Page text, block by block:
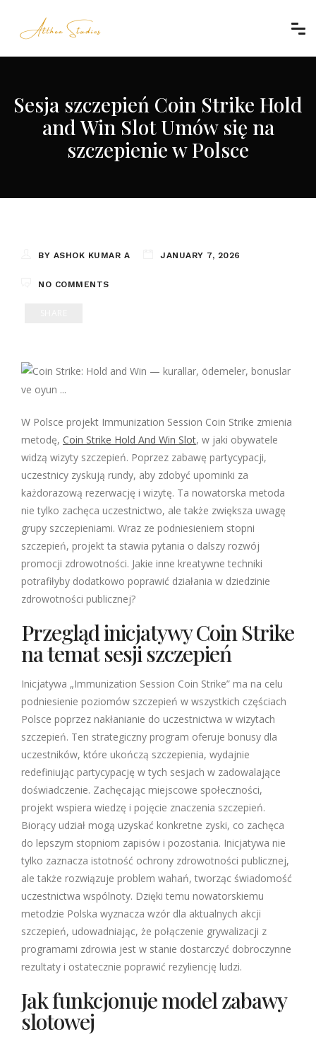
Sesja szczepień Coin Strike Hold
and Win Slot Umów się na
szczepienie w Polsce
BY ASHOK KUMAR A JANUARY 7, 2026
NO COMMENTS
W Polsce projekt Immunization Session Coin Strike zmienia
metodę, Coin Strike Hold And Win Slot, w jaki obywatele
widzą wizyty szczepień. Poprzez zabawę partycypacji,
uczestnicy zyskują rundy, aby zdobyć upominki za
każdorazową rezerwację i wizytę. Ta nowatorska metoda
nie tylko zachęca uczestnictwo, ale także zwiększa uwagę
grupy szczepieniami. Wraz ze podniesieniem stopni
szczepień, projekt ta stawia pytania o dalszy rozwój
promocji zdrowotności. Jakie inne kreatywne techniki
potrafiłyby dodatkowo poprawić działania w dziedzinie
zdrowotności publicznej?
Przegląd inicjatywy Coin Strike
na temat sesji szczepień
Inicjatywa „Immunization Session Coin Strike” ma na celu
podniesienie poziomów szczepień w wszystkich częściach
Polsce poprzez nakłanianie do uczestnictwa w wizytach
szczepień. Ten strategiczny program oferuje bonusy dla
uczestników, które ukończą szczepienia, wydajnie
redefiniując partycypację w tych sesjach w zadowalające
doświadczenie. Zachęcając miejscowe społeczności,
projekt wspiera wiedzę i pojęcie znaczenia szczepień.
Biorący udział mogą uzyskać konkretne zyski, co zachęca
do lepszym stopniom zapisów i pozostania. Inicjatywa nie
tylko zaznacza istotność ochrony zdrowotności publicznej,
ale także rozwiązuje problem wahań, tworząc świadomość
uczestnictwa wspólnoty. Dzięki temu nowatorskiemu
metodzie Polska wyznacza wzór dla aktualnych akcji
szczepień, udowadniając, że połączenie grywalizacji z
programami zdrowia jest w stanie dostarczyć dobroczynne
rezultaty i ostatecznie poprawić rezyliencję ludzi.
Jak funkcjonuje model zabawy
slotowej